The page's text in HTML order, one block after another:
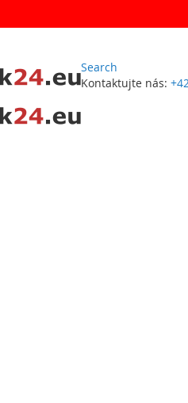
Search
Kontaktujte nás:
na
obsah